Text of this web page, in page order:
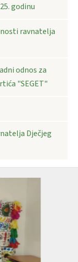
godinu
ravnatelja
odnos za
"SEGET"
Dječjeg